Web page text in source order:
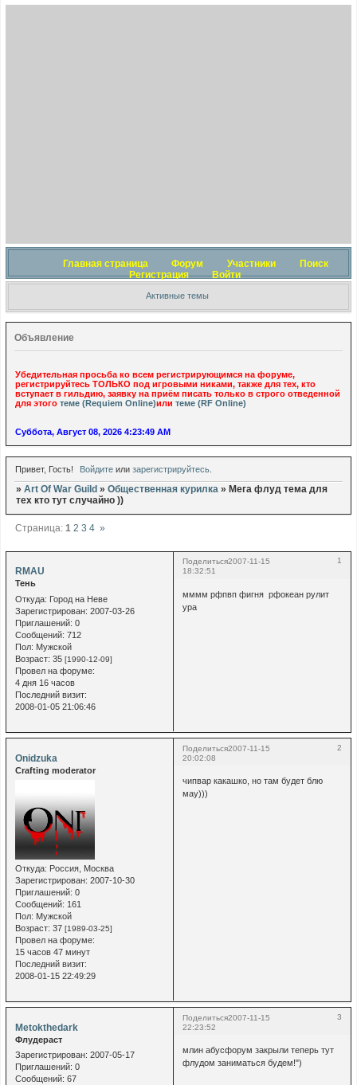
Главная страница Форум Участники
Поиск
Регистрация
Войти
Активные темы
Объявление
Убедительная просьба ко всем регистрирующимся на форуме,
регистрируйтесь ТОЛЬКО под игровыми никами, также для тех, кто
вступает в гильдию, заявку на приём писать только в строго отведенной
для этого теме (Requiem Online)или теме (RF Online)
Суббота, Август 08, 2026 4:23:50 AM
Привет, Гость! Войдите илизарегистрируйтесь
» Art Of War Guild » Общественная курилка » Мега флуд тема для
тех кто тут случайно ))
Страница: 1 2 3 4 »
Поделиться 1
2007-11-15
18:32:51
RMAU
Тень
Откуда: Город на Неве
Зарегистрирован: 2007-03-26
Приглашений: 0
Сообщений: 712
Пол: Мужской
Возраст: 35 [1990-12-09]
Провел на форуме:
4 дня 16 часов
Последний визит:
2008-01-05 21:06:46
мммм рфпвп фигня рфокеан рулит
ура
Поделиться 2
2007-11-15
20:02:08
Onidzuka
Crafting moderator
Откуда: Россия, Москва
Зарегистрирован: 2007-10-30
Приглашений: 0
Сообщений: 161
Пол: Мужской
Возраст: 37 [1989-03-25]
Провел на форуме:
15 часов 47 минут
Последний визит:
2008-01-15 22:49:29
чипвар какашко, но там будет блю
мау)))
Поделиться 3
2007-11-15
22:23:52
Metokthedark
Флудераст
Зарегистрирован: 2007-05-17
Приглашений: 0
Сообщений: 67
млин абусфорум закрыли теперь тут
флудом заниматься будем!")